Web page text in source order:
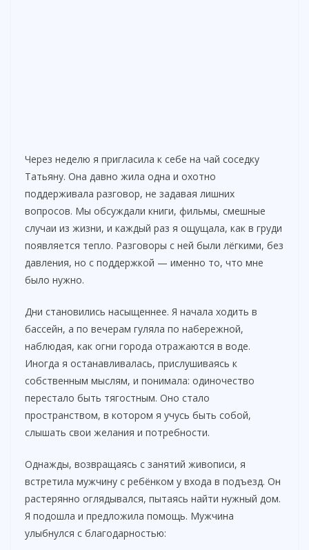
Через неделю я пригласила к себе на чай соседку
Татьяну. Она давно жила одна и охотно
поддерживала разговор, не задавая лишних
вопросов. Мы обсуждали книги, фильмы, смешные
случаи из жизни, и каждый раз я ощущала, как в груди
появляется тепло. Разговоры с ней были лёгкими, без
давления, но с поддержкой — именно то, что мне
было нужно.
Дни становились насыщеннее. Я начала ходить в
бассейн, а по вечерам гуляла по набережной,
наблюдая, как огни города отражаются в воде.
Иногда я останавливалась, прислушиваясь к
собственным мыслям, и понимала: одиночество
перестало быть тягостным. Оно стало
пространством, в котором я учусь быть собой,
слышать свои желания и потребности.
Однажды, возвращаясь с занятий живописи, я
встретила мужчину с ребёнком у входа в подъезд. Он
растерянно оглядывался, пытаясь найти нужный дом.
Я подошла и предложила помощь. Мужчина
улыбнулся с благодарностью: